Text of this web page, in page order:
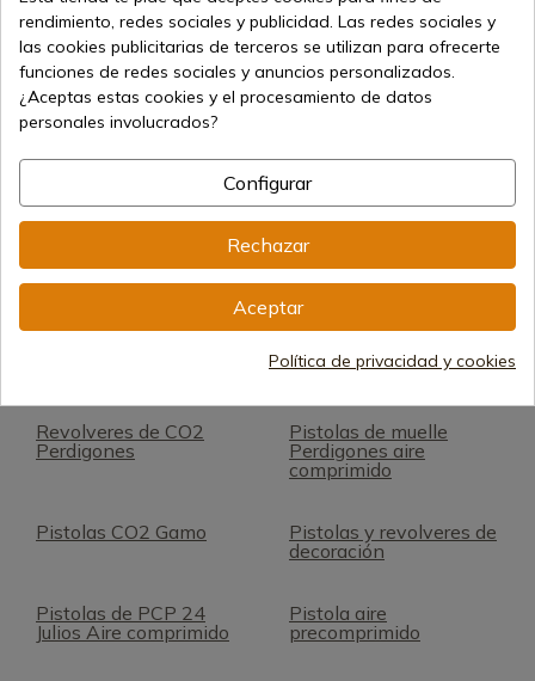
Visores para Pistola
Pistolas de muella
Correas para armas aire
comprimido
Pistolas de aire
comprimido Norica
Fundas pistolas aire
comprimido
Pistolas Revolveres de
fogueo Zoraki
Revolveres de CO2
Perdigones
Pistolas de muelle
Perdigones aire
comprimido
Pistolas CO2 Gamo
Pistolas y revolveres de
decoración
Pistolas de PCP 24
Julios Aire comprimido
Pistola aire
precomprimido
rendimiento, redes sociales y publicidad. Las redes sociales y
las cookies publicitarias de terceros se utilizan para ofrecerte
funciones de redes sociales y anuncios personalizados.
¿Aceptas estas cookies y el procesamiento de datos
personales involucrados?
Configurar
Rechazar
Aceptar
Política de privacidad y cookies